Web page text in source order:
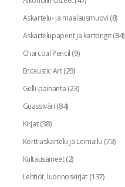
Askartelu- ja maalausmuovi(8)
Askartelupaperit ja kartongit(84)
Charcoal Pencil(9)
Encaustic Art(29)
Gelli-painanta(23)
Guassiväri(84)
Kirjat(38)
Korttiaskartelu ja Leimailu (73)
Kultausaineet(2)
Lehtiöt, luonnoskirjat(137)